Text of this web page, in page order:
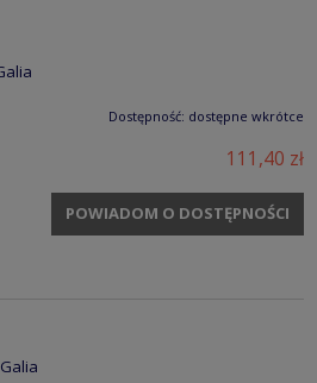
Dostępność: dostępne wkrótce
111,40 zł
POWIADOM O DOSTĘPNOŚCI